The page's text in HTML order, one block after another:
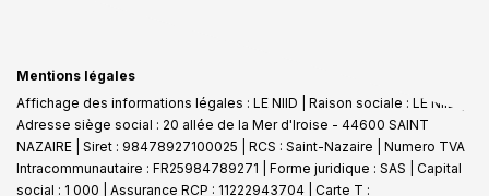
Mentions légales
Affichage des informations légales : LE NIID | Raison sociale : LE NIID |
Adresse siège social : 20 allée de la Mer d'Iroise - 44600 SAINT
NAZAIRE | Siret : 98478927100025 | RCS : Saint-Nazaire | Numero TVA
Intracommunautaire : FR25984789271 | Forme juridique : SAS | Capital
social : 1 000 | Assurance RCP : 11222943704 | Carte T :